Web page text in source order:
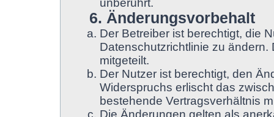
unberührt.
6. Änderungsvorbehalt
Der Betreiber ist berechtigt, die
Datenschutzrichtlinie zu ändern.
mitgeteilt.
Der Nutzer ist berechtigt, den
Widerspruchs erlischt das
bestehende Vertragsverhältnis
Die Änderungen gelten als